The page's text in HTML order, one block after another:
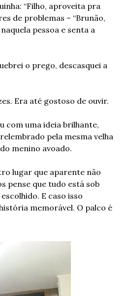
“Filho, aproveita pra
de problemas – “Brunão,
pessoa e senta a
o prego, descasquei a
Era até gostoso de ouvir.
com uma ideia brilhante,
pela mesma velha
menino avoado.
lugar que aparente não
pense que tudo está sob
E caso isso
memorável. O palco é